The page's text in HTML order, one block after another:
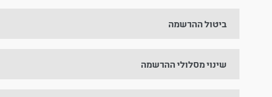
ביטול ההרשמה
שינוי מסלולי ההרשמה